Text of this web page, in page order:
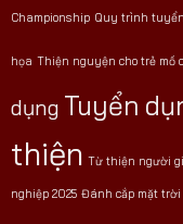
Championship Quy trình
họa Thiện nguyện cho trẻ mồ
dụng Tuyển
thiện Từ thiện người
nghiệp 2025 Đánh cắp mặt trời